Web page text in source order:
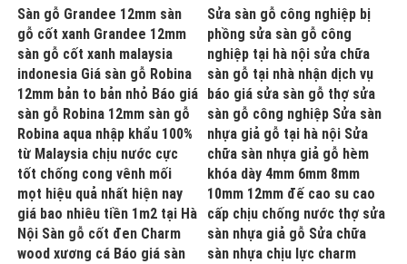
Sàn gỗ Grandee 12mm sàn
gỗ cốt xanh Grandee 12mm
sàn gỗ cốt xanh malaysia
indonesia Giá sàn gỗ Robina
12mm bản to bản nhỏ Báo giá
sàn gỗ Robina 12mm sàn gỗ
Robina aqua nhập khẩu 100%
từ Malaysia chịu nước cực
tốt chống cong vênh mối
mọt hiệu quả nhất hiện nay
giá bao nhiêu tiền 1m2 tại Hà
Nội Sàn gỗ cốt đen Charm
wood xương cá Báo giá sàn
Sửa sàn gỗ công nghiệp bị
phồng sửa sàn gỗ công
nghiệp tại hà nội sửa chữa
sàn gỗ tại nhà nhận dịch vụ
báo giá sửa sàn gỗ thợ sửa
sàn gỗ công nghiệp Sửa sàn
nhựa giả gỗ tại hà nội Sửa
chữa sàn nhựa giả gỗ hèm
khóa dày 4mm 6mm 8mm
10mm 12mm đế cao su cao
cấp chịu chống nước thợ sửa
sàn nhựa giả gỗ Sửa chữa
sàn nhựa chịu lực charm